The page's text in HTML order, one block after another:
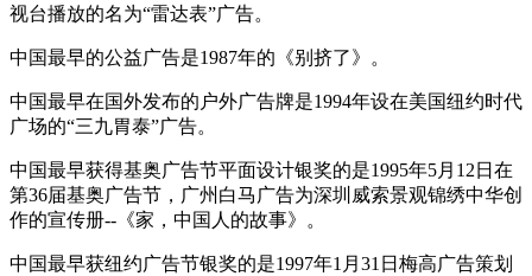
视台播放的名为“雷达表”广告。
中国最早的公益广告是1987年的《别挤了》。
中国最早在国外发布的户外广告牌是1994年设在美国纽约时代
广场的“三九胃泰”广告。
中国最早获得基奥广告节平面设计银奖的是1995年5月12日在
第36届基奥广告节，广州白马广告为深圳威索景观锦绣中华创
作的宣传册--《家，中国人的故事》。
中国最早获纽约广告节银奖的是1997年1月31日梅高广告策划